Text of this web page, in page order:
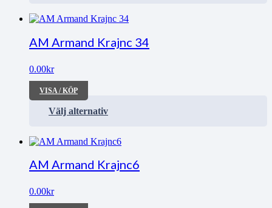
AM Armand Krajnc 34
0.00kr
VISA / KÖP
Välj alternativ
AM Armand Krajnc6
0.00kr